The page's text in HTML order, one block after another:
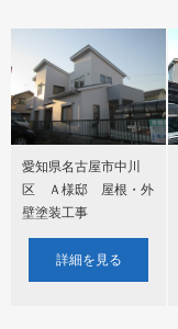
愛知県名古屋市中川
区 Ａ様邸 屋根・外
壁塗装工事
詳細を見る